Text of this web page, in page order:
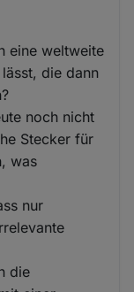
eine weltweite
die dann
noch nicht
Stecker für
was
nur
die